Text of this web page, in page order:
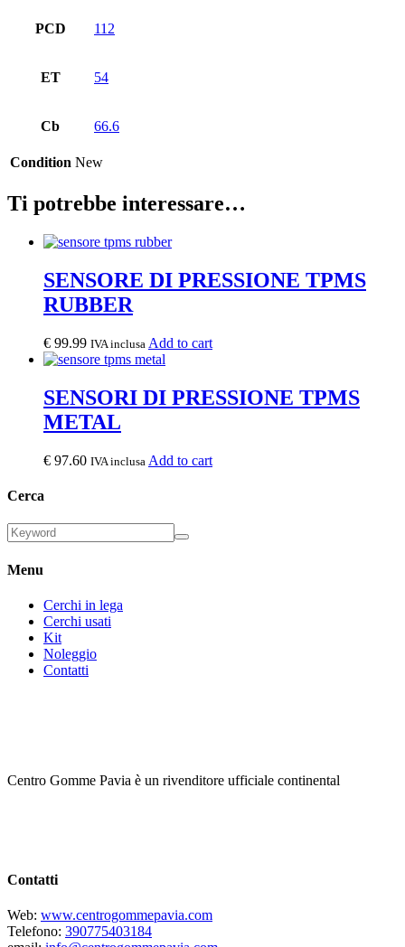
PCD 112
ET 54
Cb 66.6
Condition New
Ti potrebbe interessare…
SENSORE DI PRESSIONE TPMS
RUBBER
€ 99.99 IVA inclusa Add to cart
SENSORI DI PRESSIONE TPMS
METAL
€ 97.60 IVA inclusa Add to cart
Cerca
Menu
Cerchi in lega
Cerchi usati
Kit
Noleggio
Contatti
Centro Gomme Pavia è un rivenditore ufficiale continental
Contatti
Web: www.centrogommepavia.com
Telefono: 390775403184